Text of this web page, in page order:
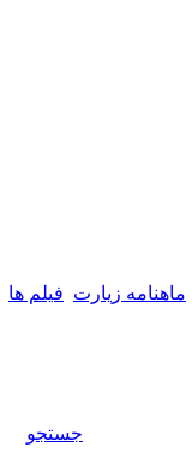
ماهنامه زیارت فيلم ها
جستجو